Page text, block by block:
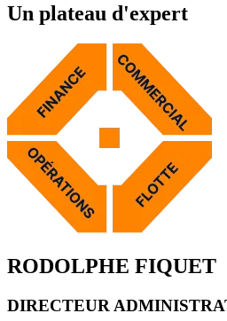
Un plateau d'expert
RODOLPHE FIQUET
DIRECTEUR